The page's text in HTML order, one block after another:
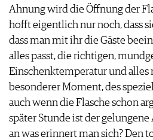
Ahnung wird die Öffnung der
hofft eigentlich nur noch, dass
dass man mit ihr die Gäste
alles passt, die richtigen,
Einschenktemperatur und alles
besonderer Moment, des
auch wenn die Flasche schon
später Stunde ist der gelungene
an was erinnert man sich? Den